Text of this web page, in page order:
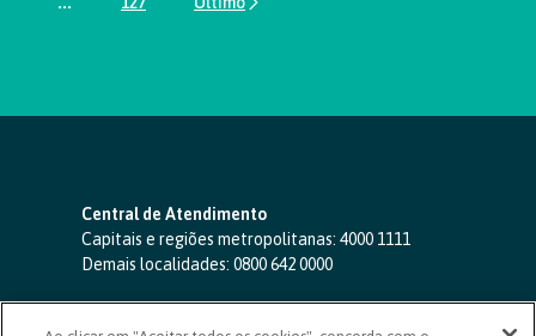
Páginas intermediárias Usar ABA para navegar.
Página
Central de Atendimento
Capitais e regiões metropolitanas: 4000 1111
Demais localidades: 0800 642 0000
SAC 24 horas-0800 724 4420